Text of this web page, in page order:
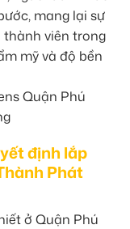
mang lại sự
viên trong
mỹ và độ bền
định lắp
Phát
ở Quận Phú